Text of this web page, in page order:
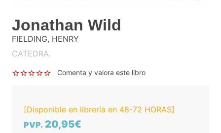
Jonathan Wild
FIELDING, HENRY
CATEDRA.
Comenta y valora este libro
[Disponible en librería en 48-72 HORAS]
PVP. 20,95€